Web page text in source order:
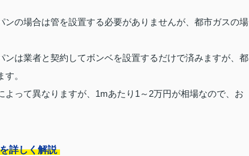
の場合は管を設置する必要がありませんが、都市ガスの場
は業者と契約してボンベを設置するだけで済みますが、都
。
って異なりますが、1mあたり1～2万円が相場なので、お
詳しく解説